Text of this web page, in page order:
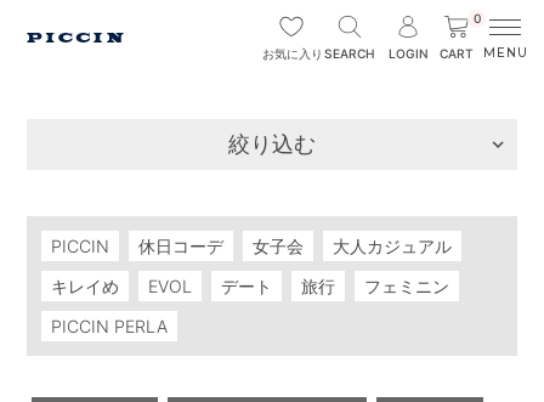
お気に入り SEARCH LOGIN
0
CART
絞り込む
PICCIN 休日コーデ 女子会
大人カジュアル
キレイめ
EVOL デート 旅行
フェミニン
PICCIN PERLA